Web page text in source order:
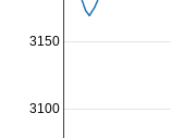
3100
3150